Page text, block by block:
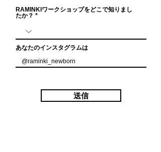
RAMINKIワークショップをどこで知りまし
たか？
あなたのインスタグラムは
送信